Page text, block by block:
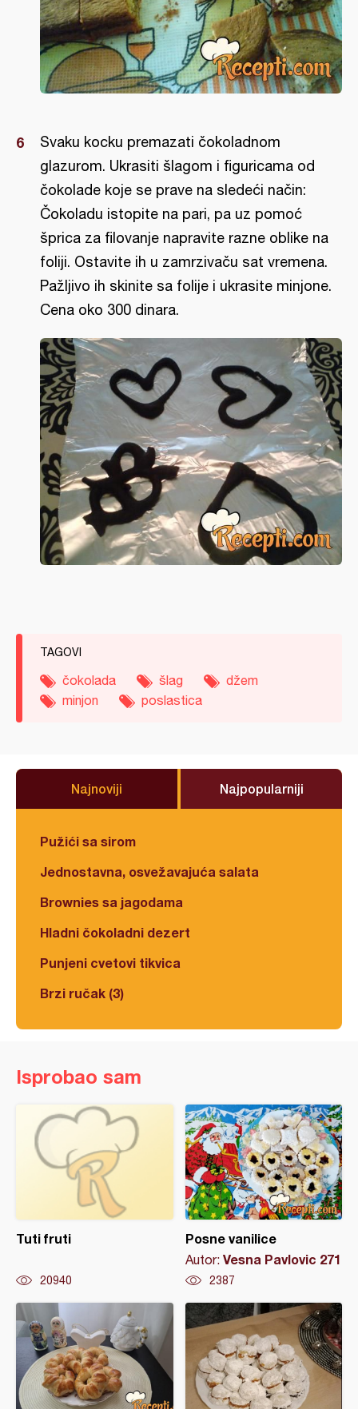
Svaku kocku premazati čokoladnom
glazurom. Ukrasiti šlagom i figuricama od
čokolade koje se prave na sledeći način:
Čokoladu istopite na pari, pa uz pomoć
šprica za filovanje napravite razne oblike na
foliji. Ostavite ih u zamrzivaču sat vremena.
Pažljivo ih skinite sa folije i ukrasite minjone.
Cena oko 300 dinara.
TAGOVI
čokolada šlag
džem
minjon
poslastica
Najnoviji Najpopularniji
Pužići sa sirom
Jednostavna, osvežavajuća salata
Brownies sa jagodama
Hladni čokoladni dezert
Punjeni cvetovi tikvica
Brzi ručak (3)
Isprobao sam
Tuti fruti
20940
Posne vanilice
Autor: Vesna Pavlovic 271
2387